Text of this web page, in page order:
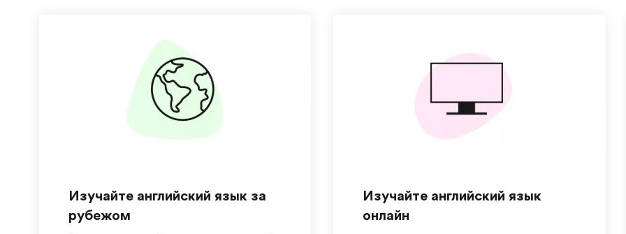
Изучайте английский язык за
рубежом
Изучайте английский язык
онлайн